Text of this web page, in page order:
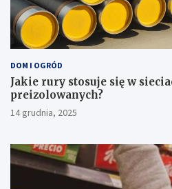
DOM I OGRÓD
Jakie rury stosuje się w
preizolowanych?
14 grudnia, 2025